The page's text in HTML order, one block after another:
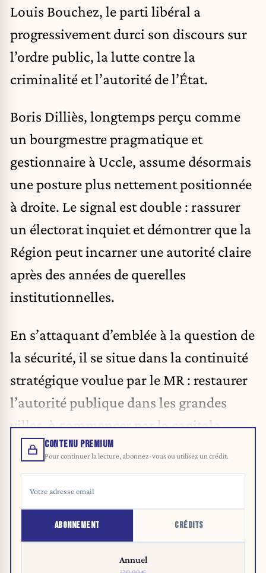
Louis Bouchez, le parti libéral a
progressivement durci son discours sur
l’ordre public, la lutte contre la
criminalité et l’autorité de l’État.
Boris Dilliès, longtemps perçu comme
un bourgmestre pragmatique et
gestionnaire à Uccle, assume désormais
une posture plus nettement positionnée
à droite. Le signal est double : rassurer
un électorat inquiet et démontrer que la
Région peut incarner une autorité claire
après des années de querelles
institutionnelles.
En s’attaquant d’emblée à la question de
la sécurité, il se situe dans la continuité
stratégique voulue par le MR : restaurer
l’autorité publique dans les grandes
villes, à commencer par la capitale.
CONTENU PREMIUM
Pour continuer la lecture, abonnez-vous ou utilisez un crédit.
ABONNEMENT CRÉDITS
Annuel